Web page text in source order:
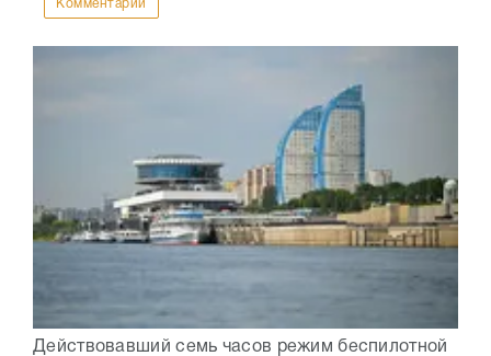
Комментарии
Действовавший семь часов режим беспилотной